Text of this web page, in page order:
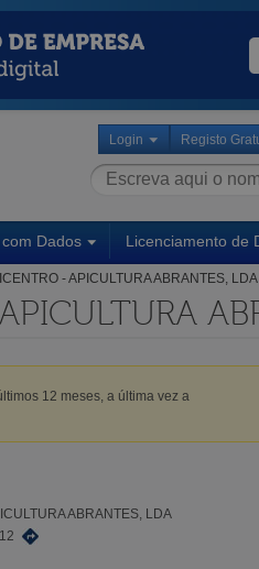
Login Registo
Dados Licenciamento de
- APICULTURA ABRANTES, LDA
12 meses, a última vez a
ABRANTES, LDA